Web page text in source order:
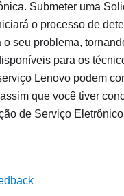
Submeter uma
o processo de
o seu problema,
para os
Lenovo podem
que você tiver
de Serviço